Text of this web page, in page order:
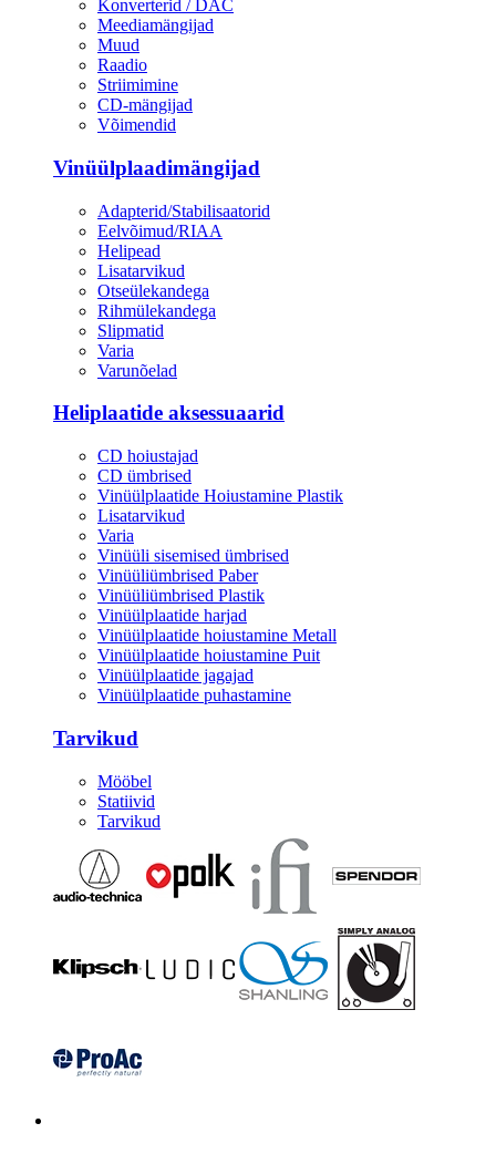
Konverterid / DAC
Meediamängijad
Muud
Raadio
Striimimine
CD-mängijad
Võimendid
Vinüülplaadimängijad
Adapterid/Stabilisaatorid
Eelvõimud/RIAA
Helipead
Lisatarvikud
Otseülekandega
Rihmülekandega
Slipmatid
Varia
Varunõelad
Heliplaatide aksessuaarid
CD hoiustajad
CD ümbrised
Vinüülplaatide Hoiustamine Plastik
Lisatarvikud
Varia
Vinüüli sisemised ümbrised
Vinüüliümbrised Paber
Vinüüliümbrised Plastik
Vinüülplaatide harjad
Vinüülplaatide hoiustamine Metall
Vinüülplaatide hoiustamine Puit
Vinüülplaatide jagajad
Vinüülplaatide puhastamine
Tarvikud
Mööbel
Statiivid
Tarvikud